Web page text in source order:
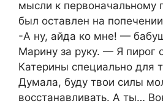
мысли к первоначальному
был оставлен на
-А ну, айда ко мне! —
Марину за руку. — Я пирог
Катерины специально для
Думала, буду твои силы
восстанавливать. А ты…